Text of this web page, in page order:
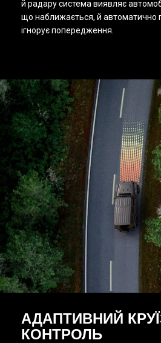
й радару система виявляє
що наближається, й автоматично
ігнорує попередження.
АДАПТИВНИЙ
КОНТРОЛЬ